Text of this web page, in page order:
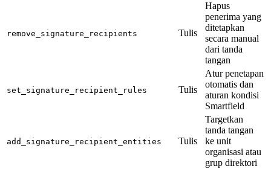
remove_signature_recipients Tulis
Hapus
penerima yang
ditetapkan
secara manual
dari tanda
tangan
set_signature_recipient_rules Tulis
Atur penetapan
otomatis dan
aturan kondisi
Smartfield
add_signature_recipient_entities Tulis
Targetkan
tanda tangan
ke unit
organisasi atau
grup direktori